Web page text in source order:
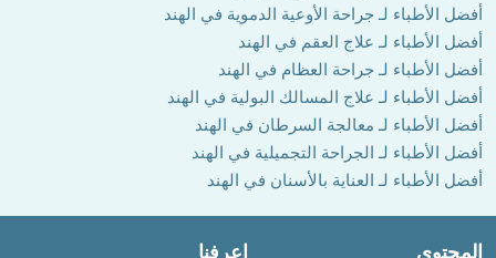
أفضل الأطباء لـ جراحة الأوعية الدموية في الهند
أفضل الأطباء لـ علاج العقم في الهند
أفضل الأطباء لـ جراحة العظام في الهند
أفضل الأطباء لـ علاج المسالك البولية في الهند
أفضل الأطباء لـ معالجة السرطان في الهند
أفضل الأطباء لـ الجراحة التجميلية في الهند
أفضل الأطباء لـ العناية بالأسنان في الهند
المحتوى إعرفنا